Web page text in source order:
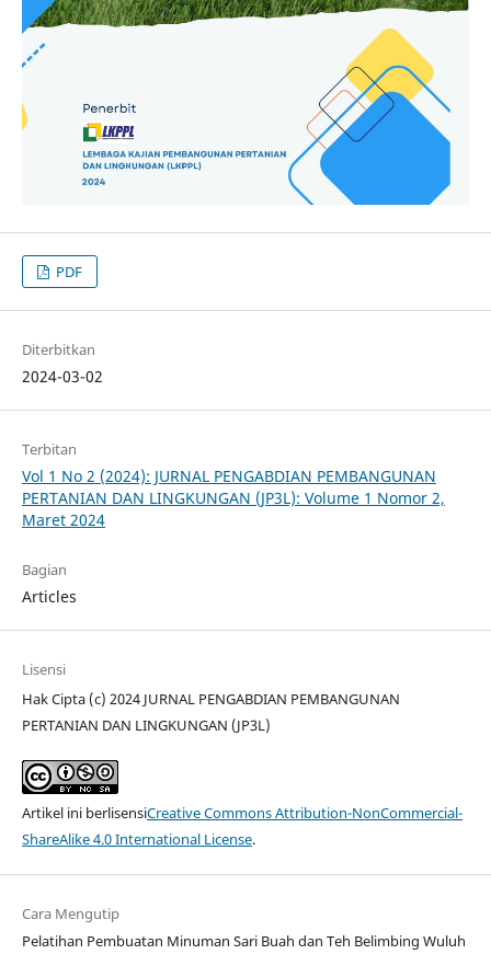
PDF
Diterbitkan
2024-03-02
Terbitan
Vol 1 No 2 (2024): JURNAL PENGABDIAN PEMBANGUNAN
PERTANIAN DAN LINGKUNGAN (JP3L): Volume 1 Nomor 2,
Maret 2024
Bagian
Articles
Lisensi
Hak Cipta (c) 2024 JURNAL PENGABDIAN PEMBANGUNAN
PERTANIAN DAN LINGKUNGAN (JP3L)
Artikel ini berlisensiCreative Commons Attribution-NonCommercial-
ShareAlike 4.0 International License.
Cara Mengutip
Pelatihan Pembuatan Minuman Sari Buah dan Teh Belimbing Wuluh